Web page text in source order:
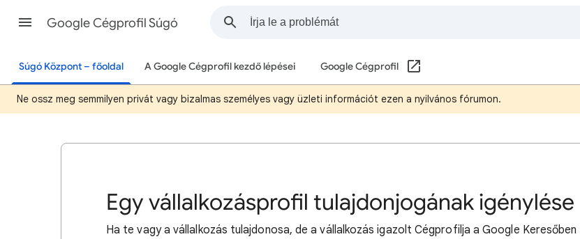
Google Cégprofil Súgó
Súgó Központ – főoldal A Google Cégprofil kezdő lépései Google Cégprofil
Ne ossz meg semmilyen privát vagy bizalmas személyes vagy üzleti információt ezen a nyilvános fórumon.
Egy vállalkozásprofil tulajdonjogának igénylése
Ha te vagy a vállalkozás tulajdonosa, de a vállalkozás igazolt Cégprofilja a Google Keresőben